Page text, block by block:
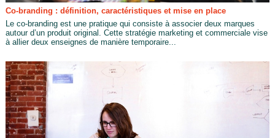
Co-branding : définition, caractéristiques et mise en place
Le co-branding est une pratique qui consiste à associer deux marques
autour d’un produit original. Cette stratégie marketing et commerciale vise
à allier deux enseignes de manière temporaire...